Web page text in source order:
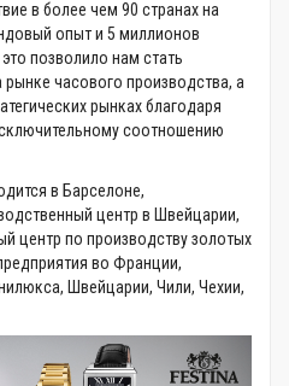
в более чем 90 странах на
опыт и 5 миллионов
позволило нам стать
часового производства, а
рынках благодаря
соотношению
в Барселоне,
центр в Швейцарии,
центр по производству золотых
во Франции,
Швейцарии, Чили, Чехии,